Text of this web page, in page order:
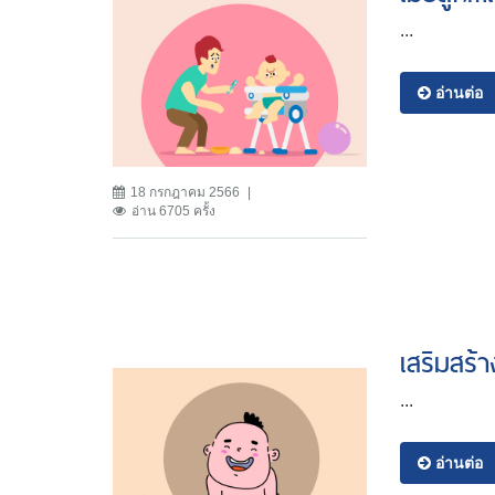
18 กรกฎาคม 2566
อ่าน 6705 ครั้ง
...
อ่านต่อ
เสริมสร้
...
อ่านต่อ